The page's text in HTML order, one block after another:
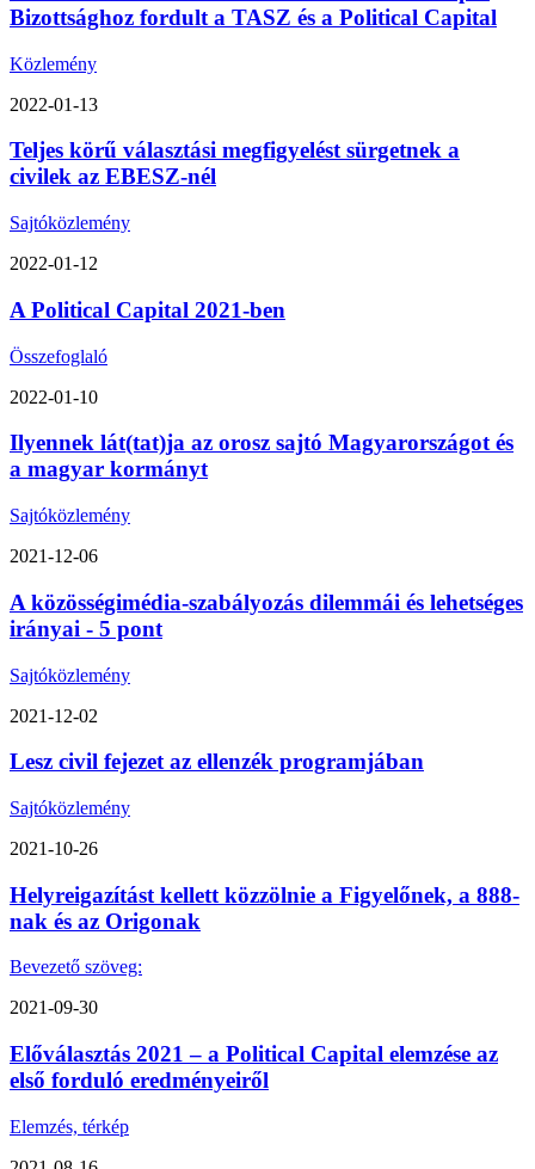
Bizottsághoz fordult a TASZ és a Political Capital
Közlemény
2022-01-13
Teljes körű választási megfigyelést sürgetnek a
civilek az EBESZ-nél
Sajtóközlemény
2022-01-12
A Political Capital 2021-ben
Összefoglaló
2022-01-10
Ilyennek lát(tat)ja az orosz sajtó Magyarországot és
a magyar kormányt
Sajtóközlemény
2021-12-06
A közösségimédia-szabályozás dilemmái és lehetséges
irányai - 5 pont
Sajtóközlemény
2021-12-02
Lesz civil fejezet az ellenzék programjában
Sajtóközlemény
2021-10-26
Helyreigazítást kellett közzölnie a Figyelőnek, a 888-
nak és az Origonak
Bevezető szöveg:
2021-09-30
Előválasztás 2021 – a Political Capital elemzése az
első forduló eredményeiről
Elemzés, térkép